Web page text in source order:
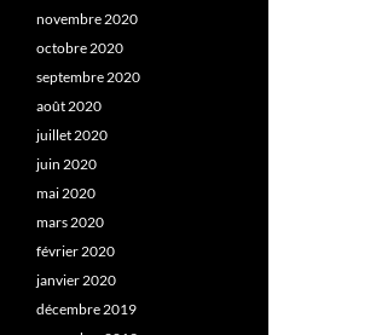
novembre 2020
octobre 2020
septembre 2020
août 2020
juillet 2020
juin 2020
mai 2020
mars 2020
février 2020
janvier 2020
décembre 2019